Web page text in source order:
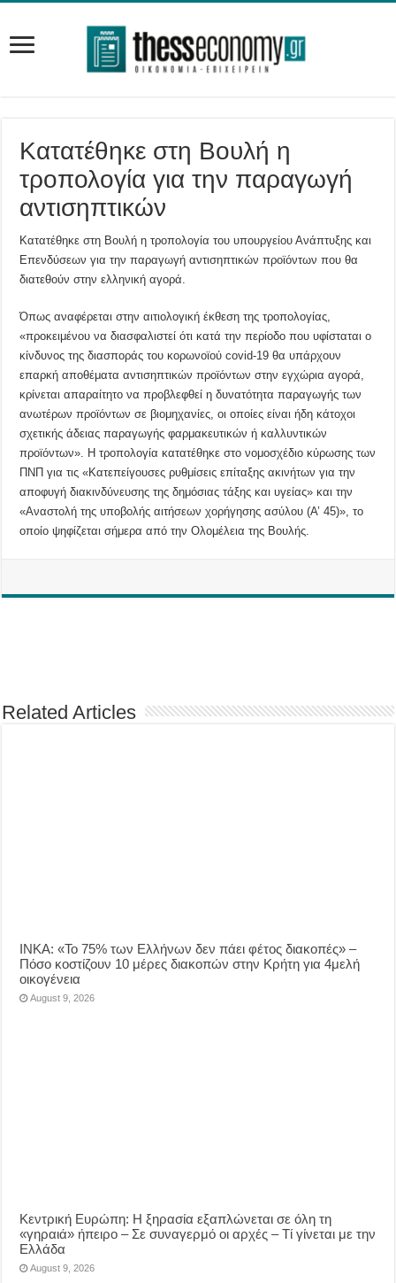
Κατατέθηκε στη Βουλή η
τροπολογία για την παραγωγή
αντισηπτικών
Kατατέθηκε στη Βουλή η τροπολογία του υπουργείου Ανάπτυξης και
Επενδύσεων για την παραγωγή αντισηπτικών προϊόντων που θα
διατεθούν στην ελληνική αγορά.
Όπως αναφέρεται στην αιτιολογική έκθεση της τροπολογίας,
«προκειμένου να διασφαλιστεί ότι κατά την περίοδο που υφίσταται ο
κίνδυνος της διασποράς του κορωνοϊού covid-19 θα υπάρχουν
επαρκή αποθέματα αντισηπτικών προϊόντων στην εγχώρια αγορά,
κρίνεται απαραίτητο να προβλεφθεί η δυνατότητα παραγωγής των
ανωτέρων προϊόντων σε βιομηχανίες, οι οποίες είναι ήδη κάτοχοι
σχετικής άδειας παραγωγής φαρμακευτικών ή καλλυντικών
προϊόντων». Η τροπολογία κατατέθηκε στο νομοσχέδιο κύρωσης των
ΠΝΠ για τις «Κατεπείγουσες ρυθμίσεις επίταξης ακινήτων για την
αποφυγή διακινδύνευσης της δημόσιας τάξης και υγείας» και την
«Αναστολή της υποβολής αιτήσεων χορήγησης ασύλου (Α’ 45)», το
οποίο ψηφίζεται σήμερα από την Ολομέλεια της Βουλής.
Related Articles
ΙΝΚΑ: «Το 75% των Ελλήνων δεν πάει φέτος διακοπές» –
Πόσο κοστίζουν 10 μέρες διακοπών στην Κρήτη για 4μελή
οικογένεια
August 9, 2026
Κεντρική Ευρώπη: Η ξηρασία εξαπλώνεται σε όλη τη
«γηραιά» ήπειρο – Σε συναγερμό οι αρχές – Τί γίνεται με την
Ελλάδα
August 9, 2026